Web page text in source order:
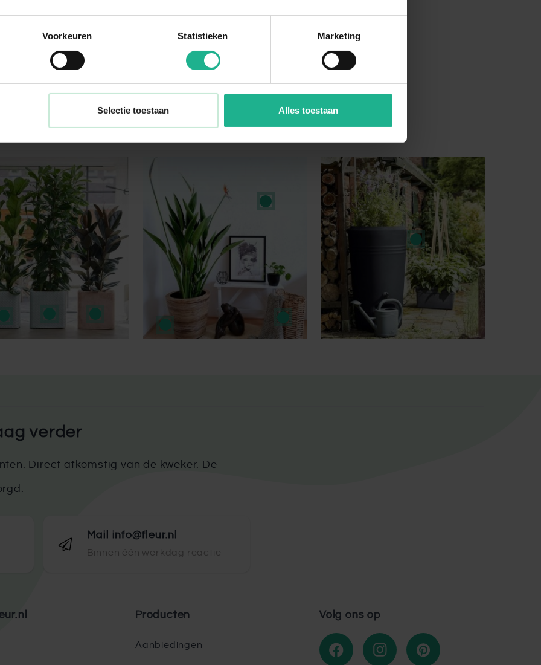
Voorkeuren Statistieken Marketing
Selectie toestaan Alles toestaan
verder
Direct afkomstig van de kweker. De
Mail info@fleur.nl
Binnen één werkdag reactie
Producten
Aanbiedingen
Volg ons op